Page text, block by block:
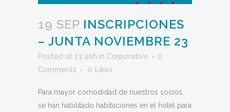
19 SEP INSCRIPCIONES
– JUNTA NOVIEMBRE 23
Posted at 13:40h in Corporativo
0
Comments
0 Likes
Para mayor comodidad de nuestros socios,
se han habilitado habitaciones en el hotel para